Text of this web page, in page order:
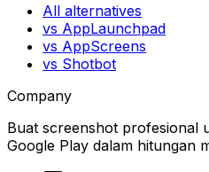
All alternatives
vs AppLaunchpad
vs AppScreens
vs Shotbot
Company
Buat screenshot profesional
Google Play dalam hitungan